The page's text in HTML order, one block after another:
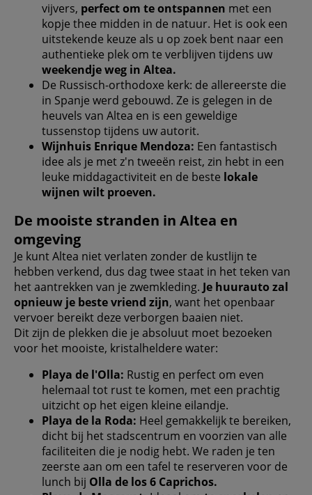
vijvers, perfect om te ontspannen met een
kopje thee midden in de natuur. Het is ook een
uitstekende keuze als u op zoek bent naar een
authentieke plek om te verblijven tijdens uw
weekendje weg in Altea.
De Russisch-orthodoxe kerk: de allereerste die
in Spanje werd gebouwd. Ze is gelegen in de
heuvels van Altea en is een geweldige
tussenstop tijdens uw autorit.
Wijnhuis Enrique Mendoza: Een fantastisch
idee als je met z'n tweeën reist, zin hebt in een
leuke middagactiviteit en de beste lokale
wijnen wilt proeven.
De mooiste stranden in Altea en
omgeving
Je kunt Altea niet verlaten zonder de kustlijn te
hebben verkend, dus dag twee staat in het teken van
het aantrekken van je zwemkleding. Je huurauto zal
opnieuw je beste vriend zijn, want het openbaar
vervoer bereikt deze verborgen baaien niet.
Dit zijn de plekken die je absoluut moet bezoeken
voor het mooiste, kristalheldere water:
Playa de l'Olla: Rustig en perfect om even
helemaal tot rust te komen, met een prachtig
uitzicht op het eigen kleine eilandje.
Playa de la Roda: Heel gemakkelijk te bereiken,
dicht bij het stadscentrum en voorzien van alle
faciliteiten die je nodig hebt. We raden je ten
zeerste aan om een ​​tafel te reserveren voor de
lunch bij Olla de los 6 Caprichos.